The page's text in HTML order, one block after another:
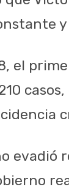
el
evadió